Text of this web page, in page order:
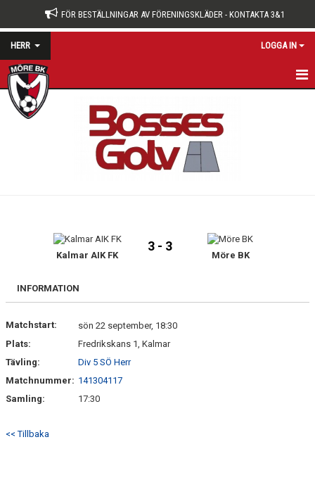
FÖR BESTÄLLNINGAR AV FÖRENINGSKLÄDER - KONTAKTA 3&1
HERR LOGGA IN
HEM
BILDGALLERIKalmar AIK FK
3 - 3
Möre BK
INFORMATION
Matchstart:
sön 22 september, 18:30
Plats:
Fredrikskans 1, Kalmar
Tävling:
Div 5 SÖ Herr
Matchnummer: 141304117
Samling:
17:30
<< Tillbaka